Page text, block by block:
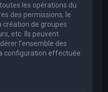
les opérations du
des permissions, le
création de groupes
etc. Ils peuvent
l’ensemble des
configuration effectuée